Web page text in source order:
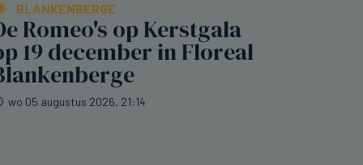
BLANKENBERGE
Romeo's op Kerstgala
19 december in Floreal
wo 05 augustus 2026, 21:14